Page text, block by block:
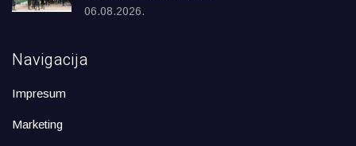
06.08.2026.
Navigacija
Impresum
Marketing